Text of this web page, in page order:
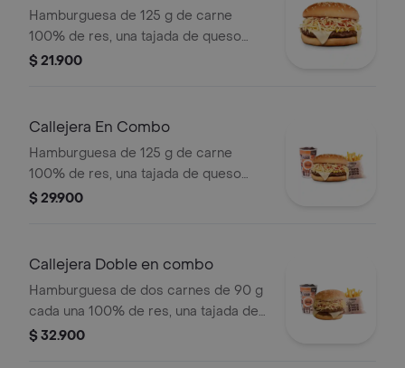
Hamburguesa de 125 g de carne
100% de res, una tajada de queso
tipo mozzarella, papas callejera, salsa
$ 21.900
Callejera En Combo
Hamburguesa de 125 g de carne
100% de res, una tajada de queso
tipo mozzarella, papas callejera, salsa
+ bebida PET
$ 29.900
Callejera Doble en combo
Hamburguesa de dos carnes de 90 g
cada una 100% de res, una tajada de
queso tipo mozzarella, papas
$ 32.900